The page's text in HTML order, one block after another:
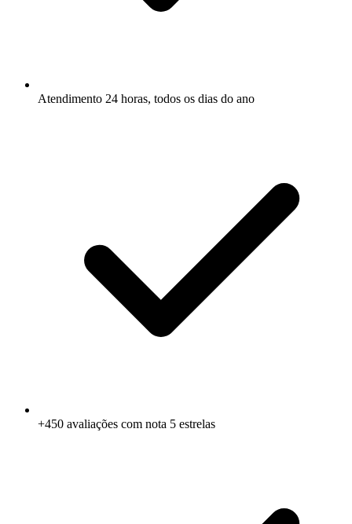
Atendimento 24 horas, todos os dias do ano
+450 avaliações com nota 5 estrelas